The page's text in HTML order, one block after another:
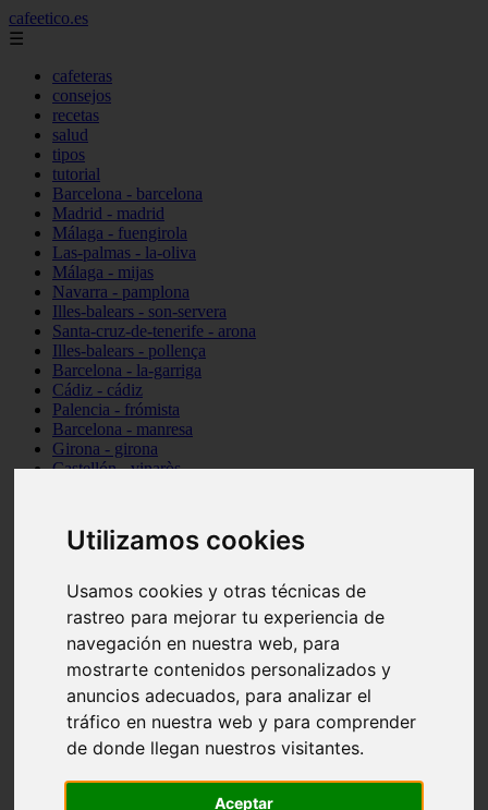
Utilizamos cookies
Usamos cookies y otras técnicas de
rastreo para mejorar tu experiencia de
navegación en nuestra web, para
mostrarte contenidos personalizados y
anuncios adecuados, para analizar el
tráfico en nuestra web y para comprender
de donde llegan nuestros visitantes.
Aceptar
cafeetico.es
☰
cafeteras
consejos
recetas
salud
tipos
tutorial
Barcelona - barcelona
Madrid - madrid
Málaga - fuengirola
Las-palmas - la-oliva
Málaga - mijas
Navarra - pamplona
Illes-balears - son-servera
Santa-cruz-de-tenerife - arona
Illes-balears - pollença
Barcelona - la-garriga
Cádiz - cádiz
Palencia - frómista
Barcelona - manresa
Girona - girona
Castellón - vinaròs
Málaga - nerja
Girona - blanes
Málaga - marbella
Asturias - gijón
Girona - figueres
Alicante - santa-pola
Almería - roquetas-de-mar
Girona - tossa-de-mar
Barcelona - sant-cugat-del-vallès
Alicante - l39alfàs-del-pi
Barcelona - vilanova-i-la-geltrú